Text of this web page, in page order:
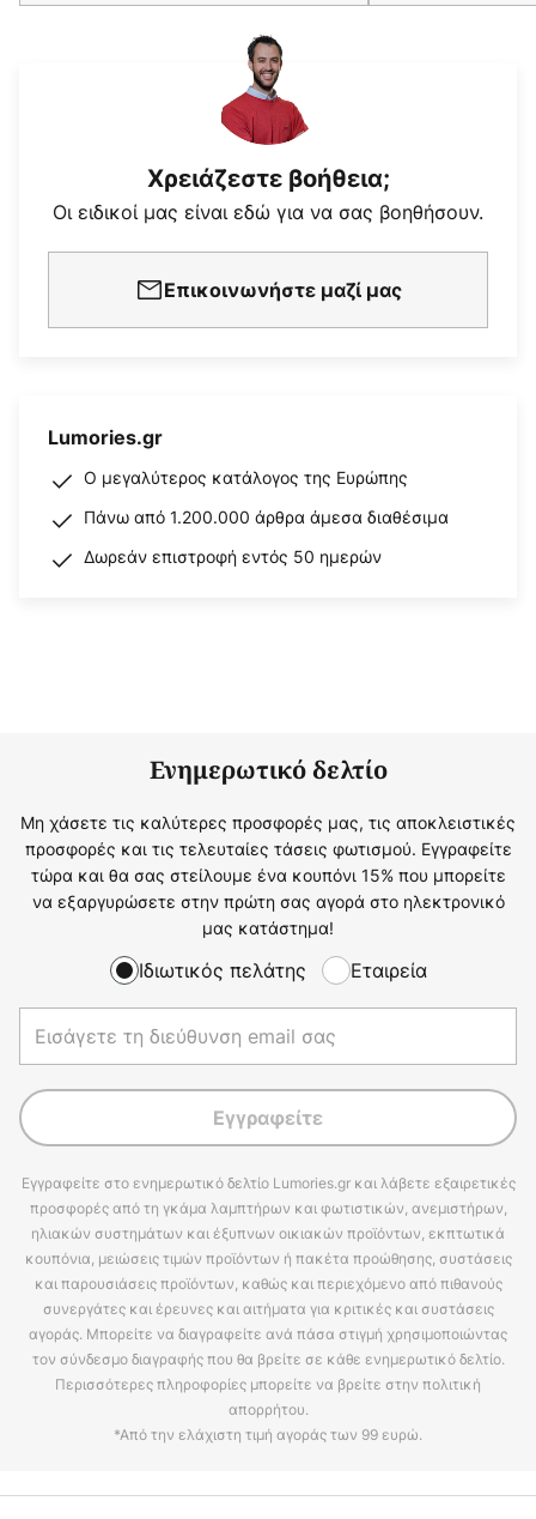
Χρειάζεστε βοήθεια;
Οι ειδικοί μας είναι εδώ για να σας βοηθήσουν.
Επικοινωνήστε μαζί μας
Lumories.gr
Ο μεγαλύτερος κατάλογος της Ευρώπης
Πάνω από 1.200.000 άρθρα άμεσα διαθέσιμα
Δωρεάν επιστροφή εντός 50 ημερών
Ενημερωτικό δελτίο
Μη χάσετε τις καλύτερες προσφορές μας, τις αποκλειστικές
προσφορές και τις τελευταίες τάσεις φωτισμού. Εγγραφείτε
τώρα και θα σας στείλουμε ένα κουπόνι 15% που μπορείτε
να εξαργυρώσετε στην πρώτη σας αγορά στο ηλεκτρονικό
μας κατάστημα!
Ιδιωτικός πελάτης Εταιρεία
Εγγραφείτε
Εγγραφείτε στο ενημερωτικό δελτίο Lumories.gr και λάβετε εξαιρετικές
προσφορές από τη γκάμα λαμπτήρων και φωτιστικών, ανεμιστήρων,
ηλιακών συστημάτων και έξυπνων οικιακών προϊόντων, εκπτωτικά
κουπόνια, μειώσεις τιμών προϊόντων ή πακέτα προώθησης, συστάσεις
και παρουσιάσεις προϊόντων, καθώς και περιεχόμενο από πιθανούς
συνεργάτες και έρευνες και αιτήματα για κριτικές και συστάσεις
αγοράς. Μπορείτε να διαγραφείτε ανά πάσα στιγμή χρησιμοποιώντας
τον σύνδεσμο διαγραφής που θα βρείτε σε κάθε ενημερωτικό δελτίο.
Περισσότερες πληροφορίες μπορείτε να βρείτε στην πολιτική
απορρήτου.
*Από την ελάχιστη τιμή αγοράς των 99 ευρώ.